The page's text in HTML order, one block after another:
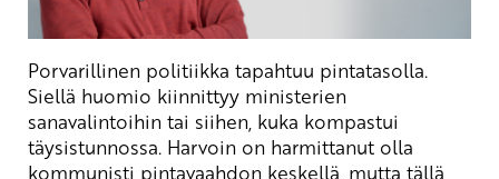
Porvarillinen politiikka tapahtuu pintatasolla.
Siellä huomio kiinnittyy ministerien
sanavalintoihin tai siihen, kuka kompastui
täysistunnossa. Harvoin on harmittanut olla
kommunisti pintavaahdon keskellä, mutta tällä